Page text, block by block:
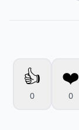
👍
0
❤️
0